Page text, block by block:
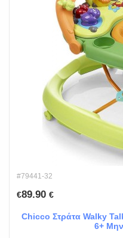
#79441-32
€89.90 €
Chicco Στράτα Walky
6+